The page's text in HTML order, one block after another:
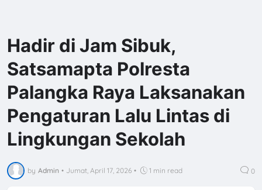
Hadir di Jam Sibuk,
Satsamapta Polresta
Palangka Raya Laksanakan
Pengaturan Lalu Lintas di
Lingkungan Sekolah
by Admin • Jumat, April 17, 2026 • 1 min read 0